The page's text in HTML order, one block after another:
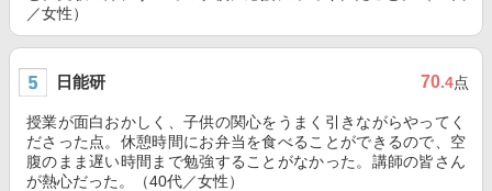
／女性）
日能研 70.4点
授業が面白おかしく、子供の関心をうまく引きながらやってく
ださった点。休憩時間にお弁当を食べることができるので、空
腹のまま遅い時間まで勉強することがなかった。講師の皆さん
が熱心だった。（40代／女性）